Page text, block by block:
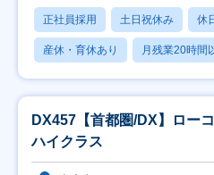
正社員採用 土日祝休み 休
産休・育休あり 月残業20時間
DX457【首都圏/DX】ロー
ハイクラス